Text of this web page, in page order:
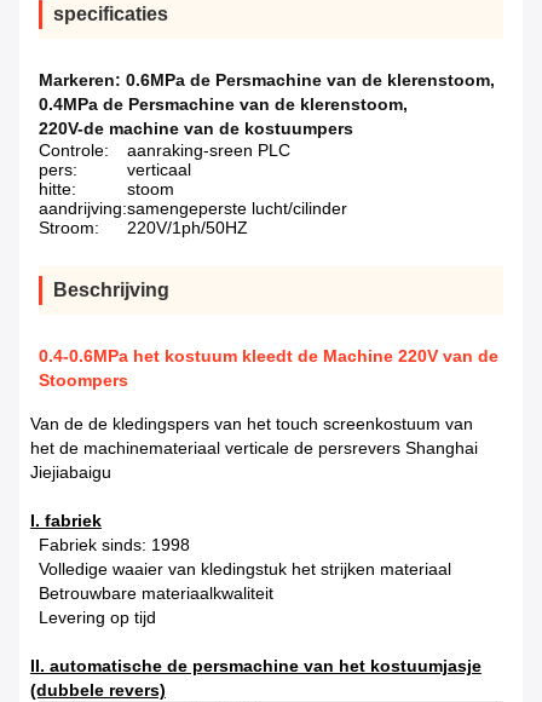
specificaties
Markeren: 0.6MPa de Persmachine van de klerenstoom,
0.4MPa de Persmachine van de klerenstoom,
220V-de machine van de kostuumpers
Controle:
aanraking-sreen PLC
pers:
verticaal
hitte:
stoom
aandrijving:samengeperste lucht/cilinder
Stroom:
220V/1ph/50HZ
Beschrijving
0.4-0.6MPa het kostuum kleedt de Machine 220V van de
Stoompers
Van de de kledingspers van het touch screenkostuum van
het de machinemateriaal verticale de persrevers Shanghai
Jiejiabaigu
I. fabriek
Fabriek sinds: 1998
Volledige waaier van kledingstuk het strijken materiaal
Betrouwbare materiaalkwaliteit
Levering op tijd
II. automatische de persmachine van het kostuumjasje
(dubbele revers)